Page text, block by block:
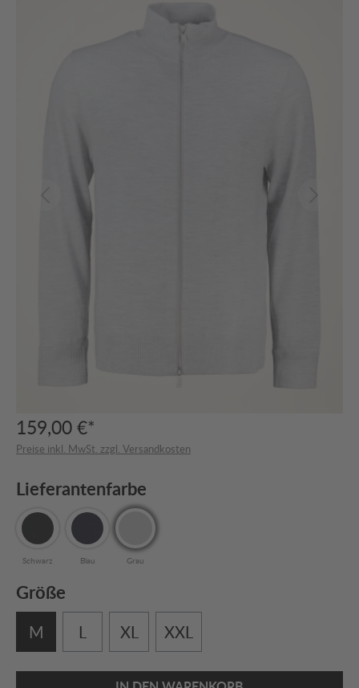
159,00 €*
Preise inkl. MwSt. zzgl. Versandkosten
Lieferantenfarbe
Schwarz Blau Grau
Größe
M L XL XXL